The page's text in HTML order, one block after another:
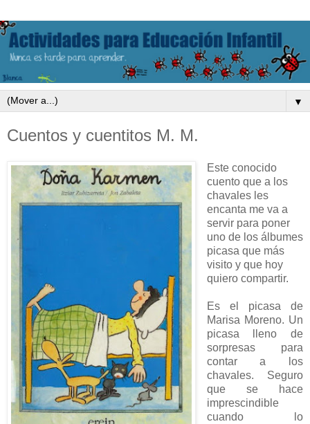
▼
Cuentos y cuentitos M. M.
Este conocido
cuento que a los
chavales les
encanta me va a
servir para poner
uno de los álbumes
picasa que más
visito y que hoy
quiero compartir.
Es el picasa de
Marisa Moreno. Un
picasa lleno de
sorpresas para
contar a los
chavales. Seguro
que se hace
imprescindible
cuando lo